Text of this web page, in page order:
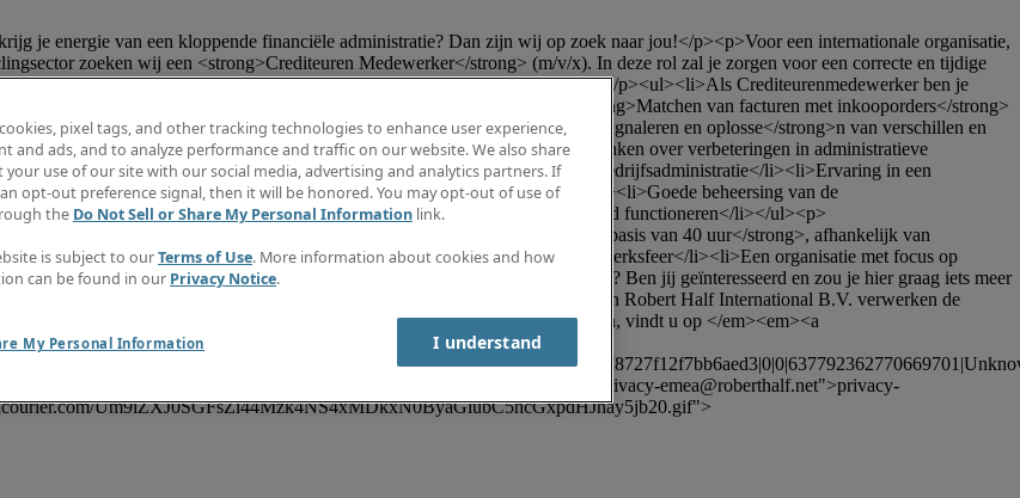
zoeken wij een <strong>Crediteuren Medewerker</strong> (m/v/x). In deze rol zal je zorgen voor een correcte en tijdige
van de Crediteuren Medewerker in Rotterdam</strong></p><ul><li>Als Crediteurenmedewerker ben je
li><li>Verwerken en controleren van inkomende facturen</li><li><strong>Matchen van facturen met inkooporders</strong>
vragen</li><li>Voorbereiden en uitvoeren van betalingen</li><li><strong>Signaleren en oplosse</strong>n van verschillen en
li><li>Archiveren en beheren van financiële documenten</li><li>Meedenken over verbeteringen in administratieve
HBO werk- en denkniveau</strong>, bij voorkeur richting Finance of Bedrijfsadministratie</li><li>Ervaring in een
en financiële systemen</li><li>Nauwkeurig, gestructureerd en proactief</li><li>Goede beheersing van de
week</strong></li><li>Je werkt graag samen maar kunt ook zelfstandig goed functioneren</li></ul><p>
organisatie</li><li>Salaris tot <strong>€3.700 bruto per maand op basis van 40 uur</strong>, afhankelijk van
voor persoonlijke ontwikkeling en groei</li><li>Een collegiale en informele werksfeer</li><li>Een organisatie met focus op
jij de Crediteuren Medewerker die wij zoeken voor onze klant in Rotterdam? Ben jij geïnteresseerd en zou je hier graag iets meer
button en laat het ons weten.</p><p><em>Robert Half Nederland B.V. en Robert Half International B.V. verwerken de
Meer informatie over gegevensbescherming, in het bijzonder over uw rechten, vindt u op </em><em><a
kan u steeds contact met ons opnemen via </em><em><a href="mailto:
privacy-emea@roberthalf.net">privacy-
Um9iZXJ0SGFsZi44Mzk4NS4xMDkxN0ByaGlubC5hcGxpdHJhay5jb20.gif">
pixel tags, and other tracking technologies to enhance user experience,
and ads, and to analyze performance and traffic on our website. We also share
use of our site with our social media, advertising and analytics partners. If
opt-out preference signal, then it will be honored. You may opt-out of use of
the Do Not Sell or Share My Personal Information link.
is subject to ourTerms of Use. More information about cookies and how
can be found in our Privacy Notice.
My Personal Information I understand